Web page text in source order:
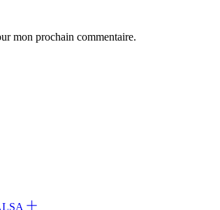
mon prochain commentaire.